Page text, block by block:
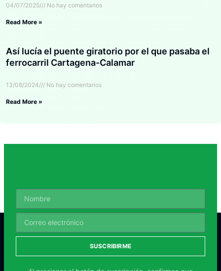
04/07/2025 No hay comentarios
Read More »
Así lucía el puente giratorio por el que pasaba el
ferrocarril Cartagena-Calamar
13/08/2024 No hay comentarios
Read More »
SUSCRIBIRME